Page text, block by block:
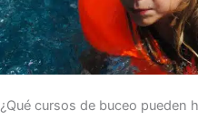
¿Qué cursos de buceo pueden